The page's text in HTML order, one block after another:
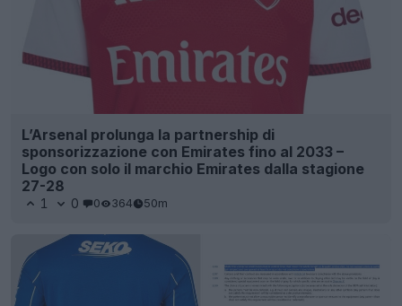
L’Arsenal prolunga la partnership di
sponsorizzazione con Emirates fino al 2033 –
Logo con solo il marchio Emirates dalla stagione
27-28
1 0 0 364 50m